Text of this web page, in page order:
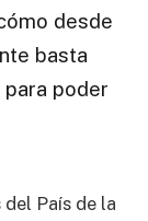
desde
basta
poder
País de la